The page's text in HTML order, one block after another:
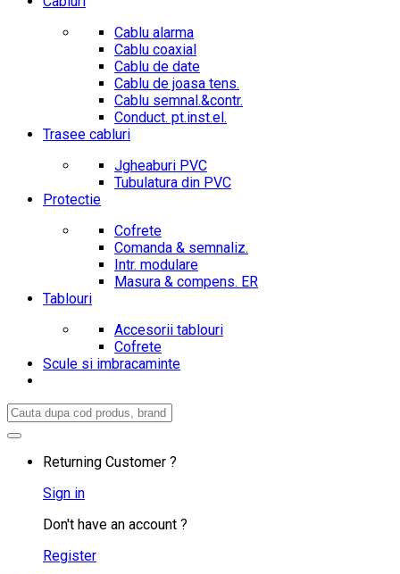
Cablu alarma
Cablu coaxial
Cablu de date
Cablu de joasa tens.
Cablu semnal.&contr.
Conduct. pt.inst.el.
Trasee cabluri
Jgheaburi PVC
Tubulatura din PVC
Protectie
Cofrete
Comanda & semnaliz.
Intr. modulare
Masura & compens. ER
Tablouri
Accesorii tablouri
Cofrete
Scule si imbracaminte
Search
Returning Customer ?
Sign in
Don't have an account ?
Register